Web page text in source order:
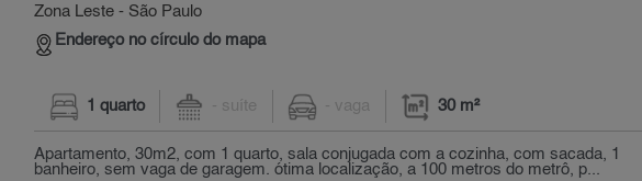
Zona Leste - São Paulo
Endereço no círculo do mapa
1 quarto - suíte - vaga 30 m²
Apartamento, 30m2, com 1 quarto, sala conjugada com a cozinha, com sacada, 1
banheiro, sem vaga de garagem. ótima localização, a 100 metros do metrô, p...